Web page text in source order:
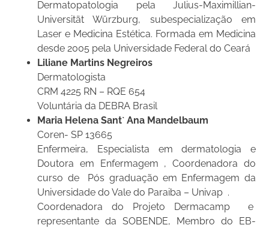
Dermatopatologia pela Julius-Maximillian-
Universität Würzburg, subespecialização em
Laser e Medicina Estética. Formada em Medicina
desde 2005 pela Universidade Federal do Ceará
Liliane Martins Negreiros
Dermatologista
CRM 4225 RN – RQE 654
Voluntária da DEBRA Brasil
Maria Helena Sant` Ana Mandelbaum
Coren- SP 13665
Enfermeira, Especialista em dermatologia e
Doutora em Enfermagem , Coordenadora do
curso de Pós graduação em Enfermagem da
Universidade do Vale do Paraiba – Univap .
Coordenadora do Projeto Dermacamp e
representante da SOBENDE, Membro do EB-